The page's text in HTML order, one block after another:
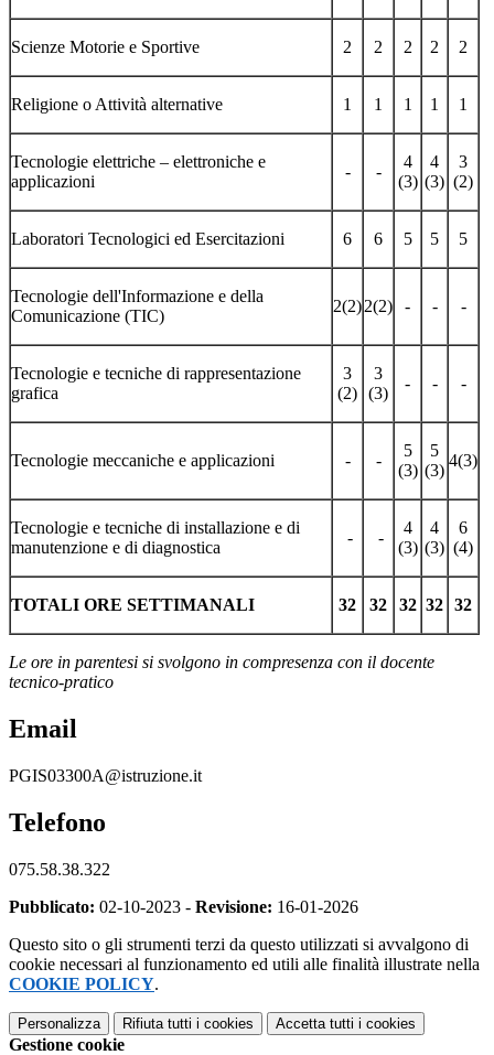
Scienze Motorie e Sportive 2 2 2 2 2
Religione o Attività alternative 1 1 1 1 1
Tecnologie elettriche – elettroniche e
applicazioni
- -
4
(3)
4
(3)
3
(2)
Laboratori Tecnologici ed Esercitazioni 6 6 5 5 5
Tecnologie dell'Informazione e della
Comunicazione (TIC)
2(2)2(2) - - -
Tecnologie e tecniche di rappresentazione
grafica
3
(2)
3
(3)
- - -
Tecnologie meccaniche e applicazioni - -
5
(3)
5
(3)
4(3)
Tecnologie e tecniche di installazione e di
manutenzione e di diagnostica
- -
4
(3)
4
(3)
6
(4)
TOTALI ORE SETTIMANALI 32 32 32 32 32
Le ore in parentesi si svolgono in compresenza con il docente
tecnico-pratico
Email
PGIS03300A@istruzione.it
Telefono
075.58.38.322
Pubblicato: 02-10-2023 - Revisione: 16-01-2026
Questo sito o gli strumenti terzi da questo utilizzati si avvalgono di
cookie necessari al funzionamento ed utili alle finalità illustrate nella
COOKIE POLICY.
Personalizza Rifiuta tutti i cookies Accetta tutti i cookies
Gestione cookie